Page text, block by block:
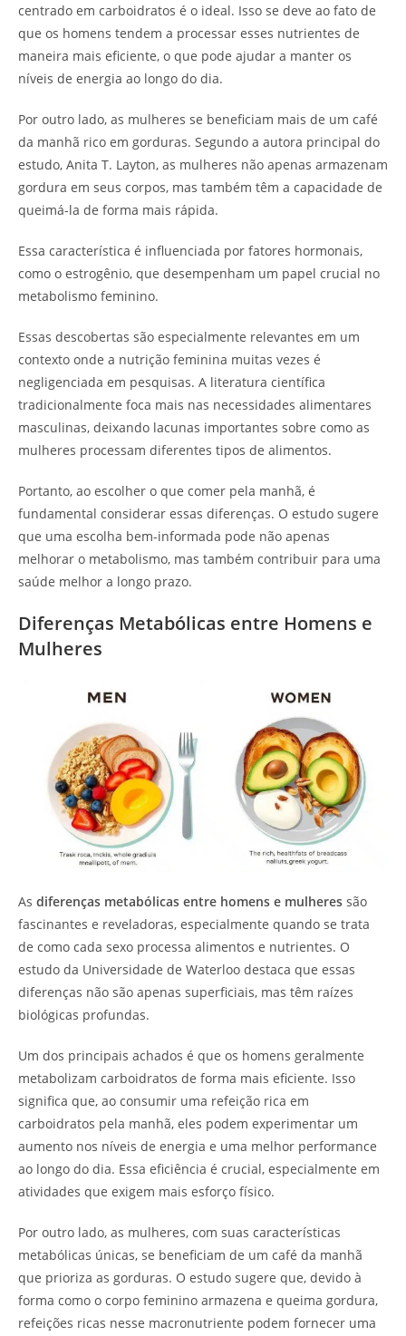
centrado em carboidratos é o ideal. Isso se deve ao fato de
que os homens tendem a processar esses nutrientes de
maneira mais eficiente, o que pode ajudar a manter os
níveis de energia ao longo do dia.
Por outro lado, as mulheres se beneficiam mais de um café
da manhã rico em gorduras. Segundo a autora principal do
estudo, Anita T. Layton, as mulheres não apenas armazenam
gordura em seus corpos, mas também têm a capacidade de
queimá-la de forma mais rápida.
Essa característica é influenciada por fatores hormonais,
como o estrogênio, que desempenham um papel crucial no
metabolismo feminino.
Essas descobertas são especialmente relevantes em um
contexto onde a nutrição feminina muitas vezes é
negligenciada em pesquisas. A literatura científica
tradicionalmente foca mais nas necessidades alimentares
masculinas, deixando lacunas importantes sobre como as
mulheres processam diferentes tipos de alimentos.
Portanto, ao escolher o que comer pela manhã, é
fundamental considerar essas diferenças. O estudo sugere
que uma escolha bem-informada pode não apenas
melhorar o metabolismo, mas também contribuir para uma
saúde melhor a longo prazo.
Diferenças Metabólicas entre Homens e
Mulheres
As diferenças metabólicas entre homens e mulheres são
fascinantes e reveladoras, especialmente quando se trata
de como cada sexo processa alimentos e nutrientes. O
estudo da Universidade de Waterloo destaca que essas
diferenças não são apenas superficiais, mas têm raízes
biológicas profundas.
Um dos principais achados é que os homens geralmente
metabolizam carboidratos de forma mais eficiente. Isso
significa que, ao consumir uma refeição rica em
carboidratos pela manhã, eles podem experimentar um
aumento nos níveis de energia e uma melhor performance
ao longo do dia. Essa eficiência é crucial, especialmente em
atividades que exigem mais esforço físico.
Por outro lado, as mulheres, com suas características
metabólicas únicas, se beneficiam de um café da manhã
que prioriza as gorduras. O estudo sugere que, devido à
forma como o corpo feminino armazena e queima gordura,
refeições ricas nesse macronutriente podem fornecer uma